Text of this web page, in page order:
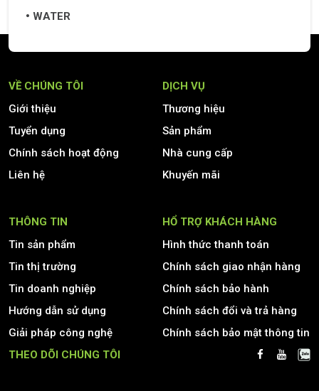
WATER
VỀ CHÚNG TÔI
Giới thiệu
Tuyển dụng
Chính sách hoạt động
Liên hệ
DỊCH VỤ
Thương hiệu
Sản phẩm
Nhà cung cấp
Khuyến mãi
THÔNG TIN
Tin sản phẩm
Tin thị trường
Tin doanh nghiệp
Hướng dẫn sử dụng
Giải pháp công nghệ
HỔ TRỢ KHÁCH HÀNG
Hình thức thanh toán
Chính sách giao nhận hàng
Chính sách bảo hành
Chính sách đổi và trả hàng
Chính sách bảo mật thông tin
THEO DÕI CHÚNG TÔI